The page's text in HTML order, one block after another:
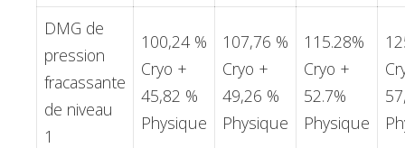
DMG de
pression
fracassante
de niveau
1
100,24 %
Cryo +
45,82 %
Physique
107,76 %
Cryo +
49,26 %
Physique
115.28%
Cryo +
52.7%
Physique